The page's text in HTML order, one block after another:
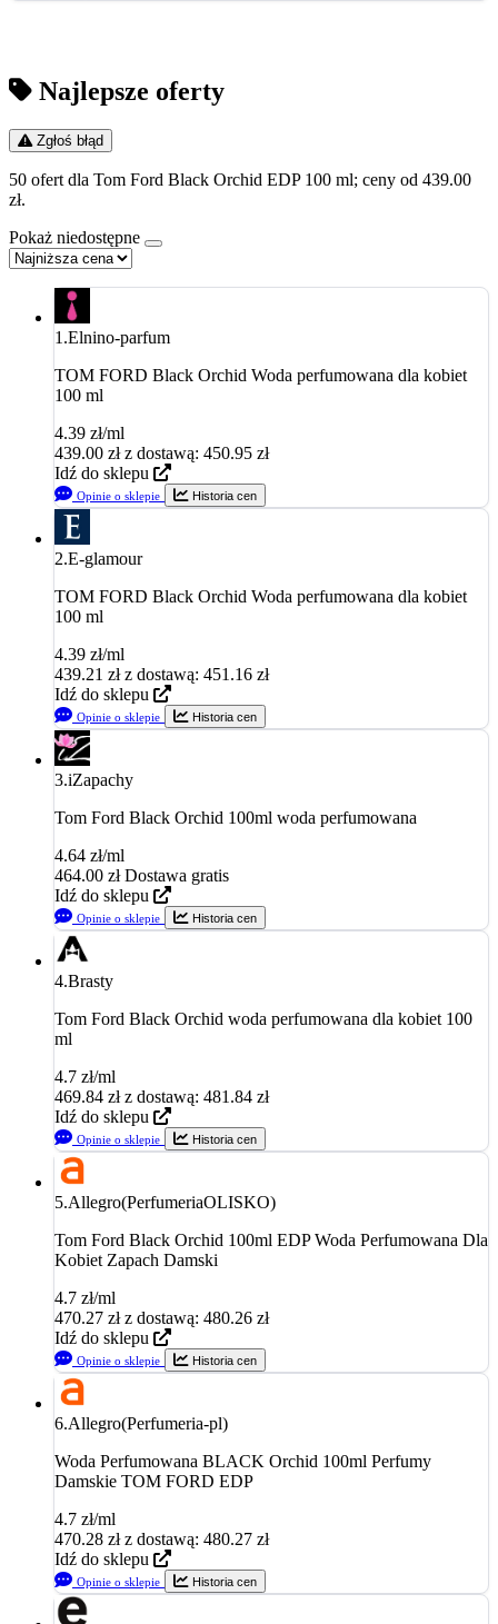
Najlepsze oferty
Zgłoś błąd
50 ofert dla Tom Ford Black Orchid EDP 100 ml; ceny od 439.00
zł.
Pokaż niedostępne
1.Elnino-parfum
TOM FORD Black Orchid Woda perfumowana dla kobiet
100 ml
4.39 zł/ml
439.00 zł z dostawą: 450.95 zł
Idź do sklepu
Opinie o sklepie Historia cen
2.E-glamour
TOM FORD Black Orchid Woda perfumowana dla kobiet
100 ml
4.39 zł/ml
439.21 zł z dostawą: 451.16 zł
Idź do sklepu
Opinie o sklepie Historia cen
3.iZapachy
Tom Ford Black Orchid 100ml woda perfumowana
4.64 zł/ml
464.00 zł Dostawa gratis
Idź do sklepu
Opinie o sklepie Historia cen
4.Brasty
Tom Ford Black Orchid woda perfumowana dla kobiet 100
ml
4.7 zł/ml
469.84 zł z dostawą: 481.84 zł
Idź do sklepu
Opinie o sklepie Historia cen
5.Allegro(PerfumeriaOLISKO)
Tom Ford Black Orchid 100ml EDP Woda Perfumowana Dla
Kobiet Zapach Damski
4.7 zł/ml
470.27 zł z dostawą: 480.26 zł
Idź do sklepu
Opinie o sklepie Historia cen
6.Allegro(Perfumeria-pl)
Woda Perfumowana BLACK Orchid 100ml Perfumy
Damskie TOM FORD EDP
4.7 zł/ml
470.28 zł z dostawą: 480.27 zł
Idź do sklepu
Opinie o sklepie Historia cen